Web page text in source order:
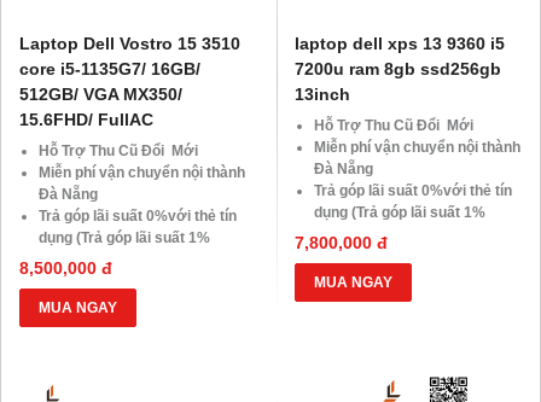
Laptop Dell Vostro 15 3510
core i5-1135G7/ 16GB/
512GB/ VGA MX350/
15.6FHD/ FullAC
Hỗ Trợ Thu Cũ Đổi Mới
Miễn phí vận chuyển nội thành
Đà Nẵng
Trả góp lãi suất 0%với thẻ tín
dụng (Trả góp lãi suất 1%
HDsaison - chỉ cần CMND
BLX hoặc hộ khẩu gốc )
Giảm 20%khi nâng cấp Ram-
SSD
10.000 Voucher Giảm
8,500,000 đ
MUA NGAY
laptop dell xps 13 9360 i5
7200u ram 8gb ssd256gb
13inch
Hỗ Trợ Thu Cũ Đổi Mới
Miễn phí vận chuyển nội thành
Đà Nẵng
Trả góp lãi suất 0%với thẻ tín
dụng (Trả góp lãi suất 1%
HDsaison - chỉ cần CMND
BLX hoặc hộ khẩu gốc )
Giảm 20%khi nâng cấp Ram-
SSD
Giá 500.000đ
7,800,000 đ
MUA NGAY